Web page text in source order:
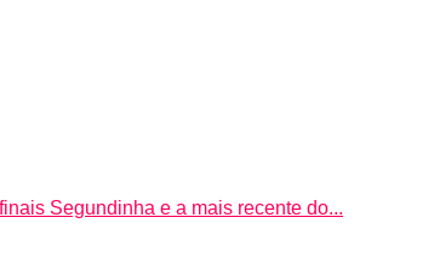
Segundinha e a mais recente do...